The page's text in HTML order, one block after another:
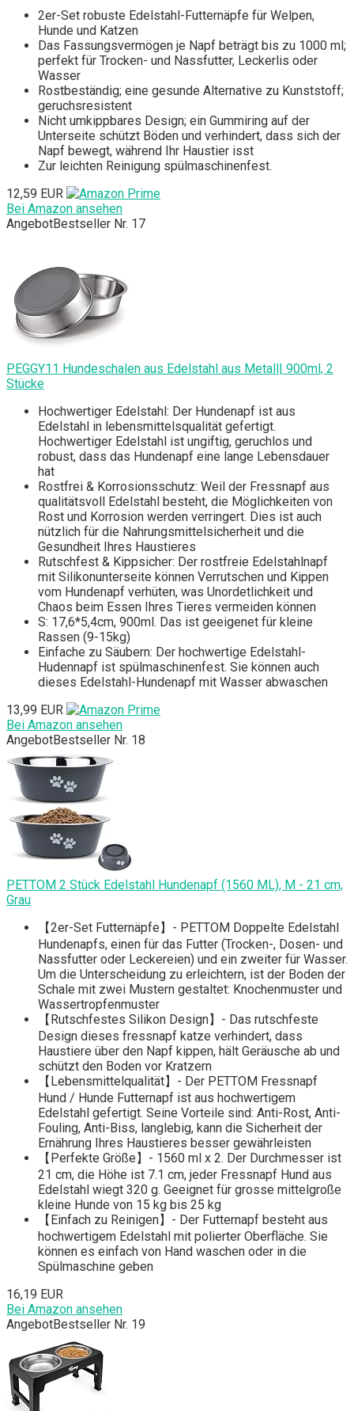
2er-Set robuste Edelstahl-Futternäpfe für Welpen,
Hunde und Katzen
Das Fassungsvermögen je Napf beträgt bis zu 1000 ml;
perfekt für Trocken- und Nassfutter, Leckerlis oder
Wasser
Rostbeständig; eine gesunde Alternative zu Kunststoff;
geruchsresistent
Nicht umkippbares Design; ein Gummiring auf der
Unterseite schützt Böden und verhindert, dass sich der
Napf bewegt, während Ihr Haustier isst
Zur leichten Reinigung spülmaschinenfest.
12,59 EUR
Bei Amazon ansehen
AngebotBestseller Nr. 17
PEGGY11 Hundeschalen aus Edelstahl aus Metall| 900ml, 2
Stücke
Hochwertiger Edelstahl: Der Hundenapf ist aus
Edelstahl in lebensmittelsqualität gefertigt.
Hochwertiger Edelstahl ist ungiftig, geruchlos und
robust, dass das Hundenapf eine lange Lebensdauer
hat
Rostfrei & Korrosionsschutz: Weil der Fressnapf aus
qualitätsvoll Edelstahl besteht, die Möglichkeiten von
Rost und Korrosion werden verringert. Dies ist auch
nützlich für die Nahrungsmittelsicherheit und die
Gesundheit Ihres Haustieres
Rutschfest & Kippsicher: Der rostfreie Edelstahlnapf
mit Silikonunterseite können Verrutschen und Kippen
vom Hundenapf verhüten, was Unordetlichkeit und
Chaos beim Essen Ihres Tieres vermeiden können
S: 17,6*5,4cm, 900ml. Das ist geeigenet für kleine
Rassen (9-15kg)
Einfache zu Säubern: Der hochwertige Edelstahl-
Hudennapf ist spülmaschinenfest. Sie können auch
dieses Edelstahl-Hundenapf mit Wasser abwaschen
13,99 EUR
Bei Amazon ansehen
AngebotBestseller Nr. 18
PETTOM 2 Stück Edelstahl Hundenapf (1560 ML), M - 21 cm,
Grau
【2er-Set Futternäpfe】- PETTOM Doppelte Edelstahl
Hundenapfs, einen für das Futter (Trocken-, Dosen- und
Nassfutter oder Leckereien) und ein zweiter für Wasser.
Um die Unterscheidung zu erleichtern, ist der Boden der
Schale mit zwei Mustern gestaltet: Knochenmuster und
Wassertropfenmuster
【Rutschfestes Silikon Design】- Das rutschfeste
Design dieses fressnapf katze verhindert, dass
Haustiere über den Napf kippen, hält Geräusche ab und
schützt den Boden vor Kratzern
【Lebensmittelqualität】- Der PETTOM Fressnapf
Hund / Hunde Futternapf ist aus hochwertigem
Edelstahl gefertigt. Seine Vorteile sind: Anti-Rost, Anti-
Fouling, Anti-Biss, langlebig, kann die Sicherheit der
Ernährung Ihres Haustieres besser gewährleisten
【Perfekte Größe】- 1560 ml x 2. Der Durchmesser ist
21 cm, die Höhe ist 7.1 cm, jeder Fressnapf Hund aus
Edelstahl wiegt 320 g. Geeignet für grosse mittelgroße
kleine Hunde von 15 kg bis 25 kg
【Einfach zu Reinigen】- Der Futternapf besteht aus
hochwertigem Edelstahl mit polierter Oberfläche. Sie
können es einfach von Hand waschen oder in die
Spülmaschine geben
16,19 EUR
Bei Amazon ansehen
AngebotBestseller Nr. 19